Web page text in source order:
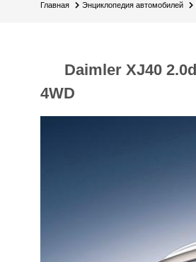
Главная Энциклопедия автомобилей
Daimler XJ40
4WD